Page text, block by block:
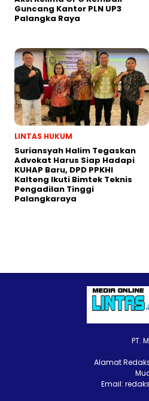
Guncang Kantor PLN UP3
Palangka Raya
LINTAS HUKUM
Suriansyah Halim Tegaskan
Advokat Harus Siap Hadapi
KUHAP Baru, DPD PPKHI
Kalteng Ikuti Bimtek Teknis
Pengadilan Tinggi
Palangkaraya
PT.
Alamat
Email: